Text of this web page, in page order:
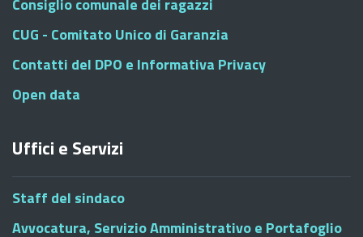
Consiglio comunale dei ragazzi
CUG - Comitato Unico di Garanzia
Contatti del DPO e Informativa Privacy
Open data
Uffici e Servizi
Staff del sindaco
Avvocatura, Servizio Amministrativo e Portafoglio